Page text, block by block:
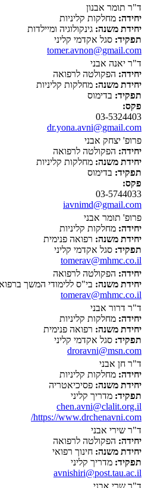
ד"ר תומר אבנון
יחידה: מחלקות קליניות
יחידת משנה: גינקולוגיה ומיילדות
תפקיד: סגל אקדמי קליני
tomer.avnon@gmail.com
ד"ר יאנה אבני
יחידה: הפקולטה לרפואה
יחידת משנה: מחלקות קליניות
תפקיד: בדימוס
פקס:
03-5324403
dr.yona.avni@gmail.com
פרופ' יצחק אבני
יחידה: הפקולטה לרפואה
יחידת משנה: מחלקות קליניות
תפקיד: בדימוס
פקס:
03-5744033
iavnimd@gmail.com
פרופ' תומר אבני
יחידה: מחלקות קליניות
יחידת משנה: רפואה פנימית
תפקיד: סגל אקדמי קליני
tomerav@mhmc.co.il
יחידה: הפקולטה לרפואה
יחידת משנה: בי"ס ללימודי המשך
tomerav@mhmc.co.il
ד"ר דרור אבני
יחידה: מחלקות קליניות
יחידת משנה: רפואה פנימית
תפקיד: סגל אקדמי קליני
droravni@msn.com
ד"ר חן אבני
יחידה: מחלקות קליניות
יחידת משנה: פסיכיאטריה
תפקיד: מדריך קליני
chen.avni@clalit.org.il
https://www.drchenavni.com/
ד"ר שירי אבני
יחידה: הפקולטה לרפואה
יחידת משנה: חינוך רפואי
תפקיד: מדריך קליני
avnishiri@post.tau.ac.il
ד"ר שרי אבני